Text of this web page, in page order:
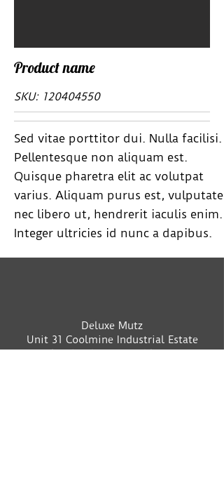
Product name
SKU: 120404550
Sed vitae porttitor dui. Nulla facilisi.
Pellentesque non aliquam est.
Quisque pharetra elit ac volutpat
varius. Aliquam purus est, vulputate
nec libero ut, hendrerit iaculis enim.
Integer ultricies id nunc a dapibus.
Deluxe Mutz
Unit 31 Coolmine Industrial Estate
Blanchardstown, Dublin 15